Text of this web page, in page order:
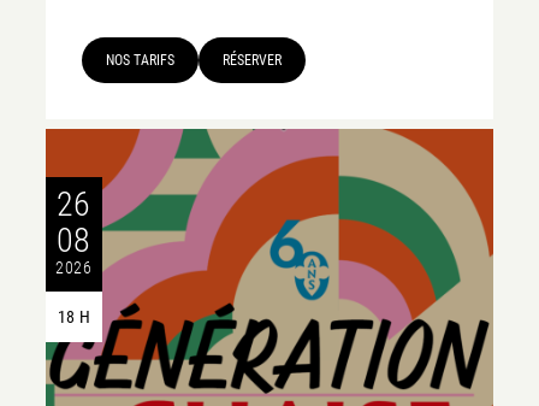
NOS TARIFS RÉSERVER
26
08
2026
18 H